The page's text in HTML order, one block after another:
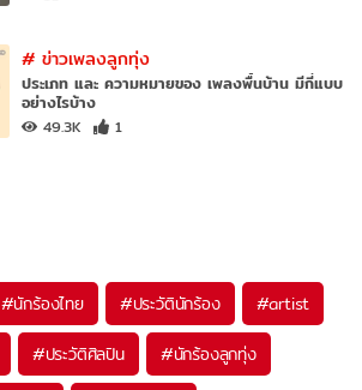
#ข่าวเพลงลูกทุ่ง
ประเภท และ ความหมายของ เพลงพื้นบ้าน มีกี่แบบ
อย่างไรบ้าง
49.3K 1
#นักร้องไทย #ประวัตินักร้อง #artist
#ประวัติศิลปิน #นักร้องลูกทุ่ง